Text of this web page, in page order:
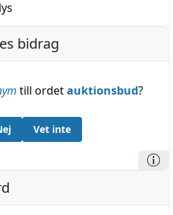
bidrag
till ordetauktionsbud?
Vet inte